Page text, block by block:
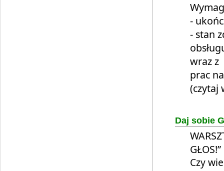
-
- stan
wraz z
prac
(czytaj
Daj sobie
GŁOS!”
Czy